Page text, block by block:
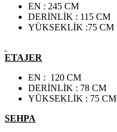
EN : 245 CM
DERİNLİK : 115 CM
YÜKSEKLİK :75 CM
ETAJER
EN : 120 CM
DERİNLİK : 78 CM
YÜKSEKLİK : 75 CM
SEHPA